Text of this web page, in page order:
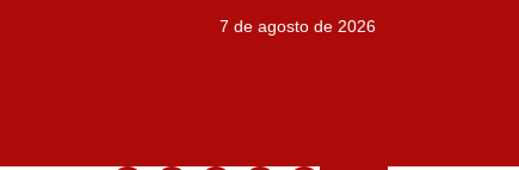
7 de agosto de 2026